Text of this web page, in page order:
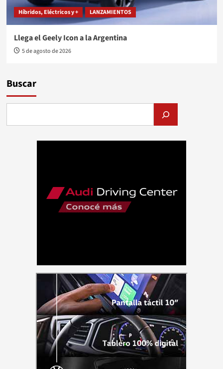
Híbridos, Eléctricos y + LANZAMIENTOS
Llega el Geely Icon a la Argentina
5 de agosto de 2026
Buscar